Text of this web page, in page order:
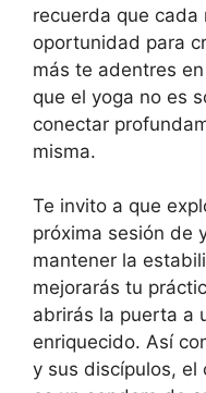
recuerda que cada
oportunidad para
más te adentres
que el yoga no es
conectar
misma.
Te invito a que
próxima sesión de
mantener la
mejorarás tu
abrirás la puerta a
enriquecido. Así
y sus discípulos, el